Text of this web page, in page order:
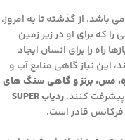
می باشد. از گذشته تا به امروز،
را که برای او در زیر زمین
را برای انسان ایجاد
این نیاز گاهی منابع آب و
مس، برنز و گاهی سنگ های
کنند.
ردیاب SUPER
فرکانس قادر است.